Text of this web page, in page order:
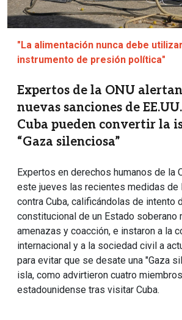
"La alimentación nunca debe
instrumento de presión política"
Expertos de la ONU
nuevas sanciones de
Cuba pueden convertir la
“Gaza silenciosa”
Expertos en derechos humanos de la
este jueves las recientes medidas de
contra Cuba, calificándolas de intento
constitucional de un Estado soberano
amenazas y coacción, e instaron a la
internacional y a la sociedad civil a
para evitar que se desate una "Gaza
isla, como advirtieron cuatro
estadounidense tras visitar Cuba.